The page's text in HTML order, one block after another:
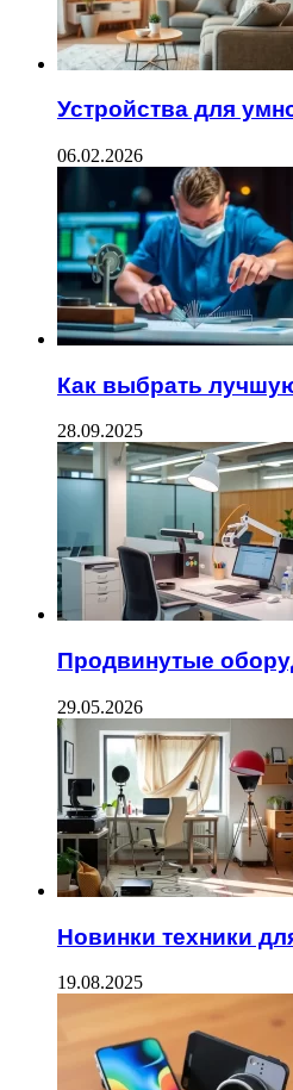
Устройства для
06.02.2026
Как выбрать
28.09.2025
Продвинутые
29.05.2026
Новинки техники
19.08.2025